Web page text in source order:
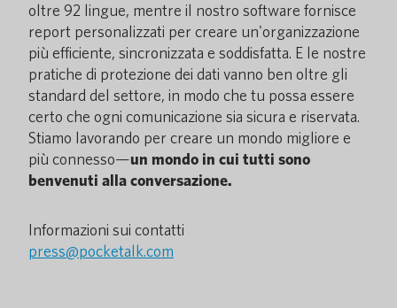
oltre 92 lingue, mentre il nostro software fornisce
report personalizzati per creare un'organizzazione
più efficiente, sincronizzata e soddisfatta. E le nostre
pratiche di protezione dei dati vanno ben oltre gli
standard del settore, in modo che tu possa essere
certo che ogni comunicazione sia sicura e riservata.
Stiamo lavorando per creare un mondo migliore e
più connesso—un mondo in cui tutti sono
benvenuti alla conversazione.
Informazioni sui contatti
press@pocketalk.com